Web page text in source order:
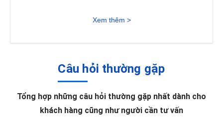
Xem thêm >
Câu hỏi thường gặp
Tổng hợp những câu hỏi thường gặp nhất dành cho
khách hàng cũng như người cần tư vấn